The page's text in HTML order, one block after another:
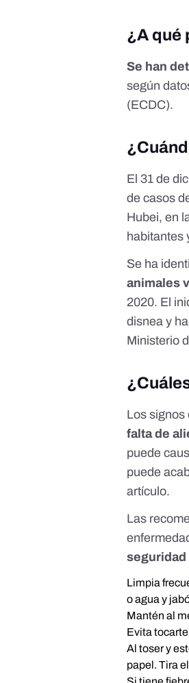
¿A qué
Se han
según
(ECDC).
El 31 de
de casos
Hubei, en
habitantes
Se ha
animales
2020. El
disnea y
Ministerio
Los
falta de
puede
puede
artículo.
Las
Limpia
o agua y
Mantén al
Evita
Al toser y
papel. Tira